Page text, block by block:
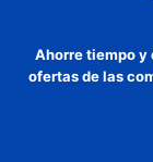
Ahorre tiempo y
ofertas de las